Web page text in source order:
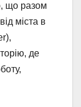
що разом
міста в
де